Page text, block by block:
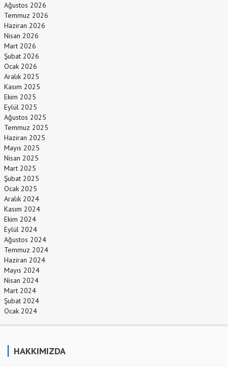
Ağustos 2026
Temmuz 2026
Haziran 2026
Nisan 2026
Mart 2026
Şubat 2026
Ocak 2026
Aralık 2025
Kasım 2025
Ekim 2025
Eylül 2025
Ağustos 2025
Temmuz 2025
Haziran 2025
Mayıs 2025
Nisan 2025
Mart 2025
Şubat 2025
Ocak 2025
Aralık 2024
Kasım 2024
Ekim 2024
Eylül 2024
Ağustos 2024
Temmuz 2024
Haziran 2024
Mayıs 2024
Nisan 2024
Mart 2024
Şubat 2024
Ocak 2024
HAKKIMIZDA